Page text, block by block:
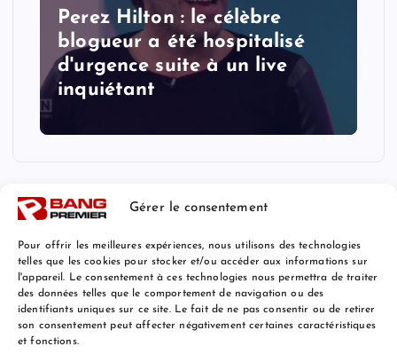
Gérer le consentement
Pour offrir les meilleures expériences, nous utilisons des technologies
telles que les cookies pour stocker et/ou accéder aux informations sur
l'appareil. Le consentement à ces technologies nous permettra de traiter
des données telles que le comportement de navigation ou des
identifiants uniques sur ce site. Le fait de ne pas consentir ou de retirer
son consentement peut affecter négativement certaines caractéristiques
et fonctions.
Perez Hilton : le célèbre
blogueur a été hospitalisé
d'urgence suite à un live
inquiétant
Mentions Légales